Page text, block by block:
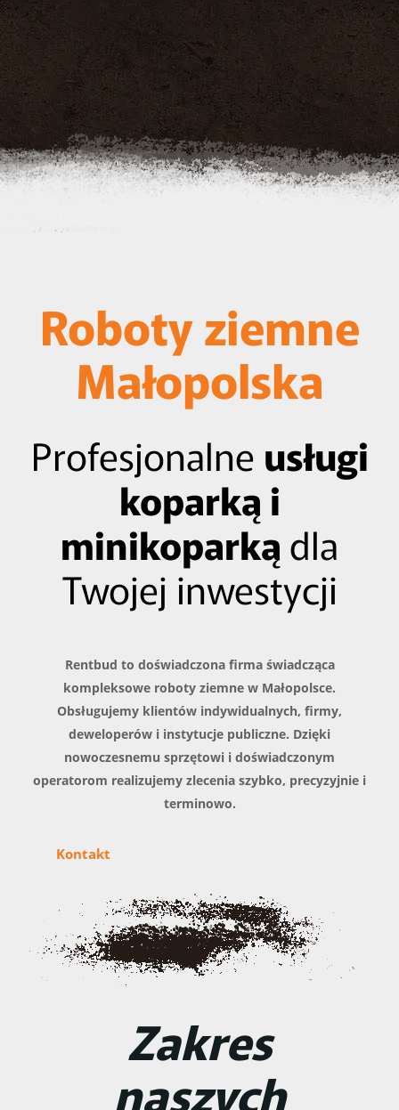
Roboty ziemne
Małopolska
Profesjonalne usługi
koparką i
minikoparkądla
Twojej inwestycji
Rentbud to doświadczona firma świadcząca
kompleksowe roboty ziemne w Małopolsce.
Obsługujemy klientów indywidualnych, firmy,
deweloperów i instytucje publiczne. Dzięki
nowoczesnemu sprzętowi i doświadczonym
operatorom realizujemy zlecenia szybko, precyzyjnie i
terminowo.
Kontakt
Zakres
naszych